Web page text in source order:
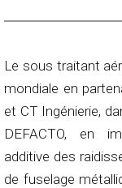
Le sous traitant
mondiale en
et CT Ingénierie,
DEFACTO, en
additive des
de fuselage